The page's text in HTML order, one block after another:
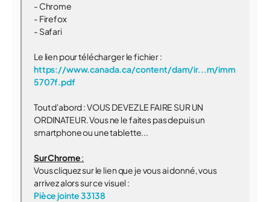
- Chrome
- Firefox
- Safari
Le lien pour télécharger le fichier :
https://www.canada.ca/content/dam/ir...m/imm
5707f.pdf
Tout d'abord : VOUS DEVEZ LE FAIRE SUR UN
ORDINATEUR. Vous ne le faites pas depuis un
smartphone ou une tablette...
Sur Chrome:
Vous cliquez sur le lien que je vous ai donné, vous
arrivez alors sur ce visuel :
Pièce jointe 33138